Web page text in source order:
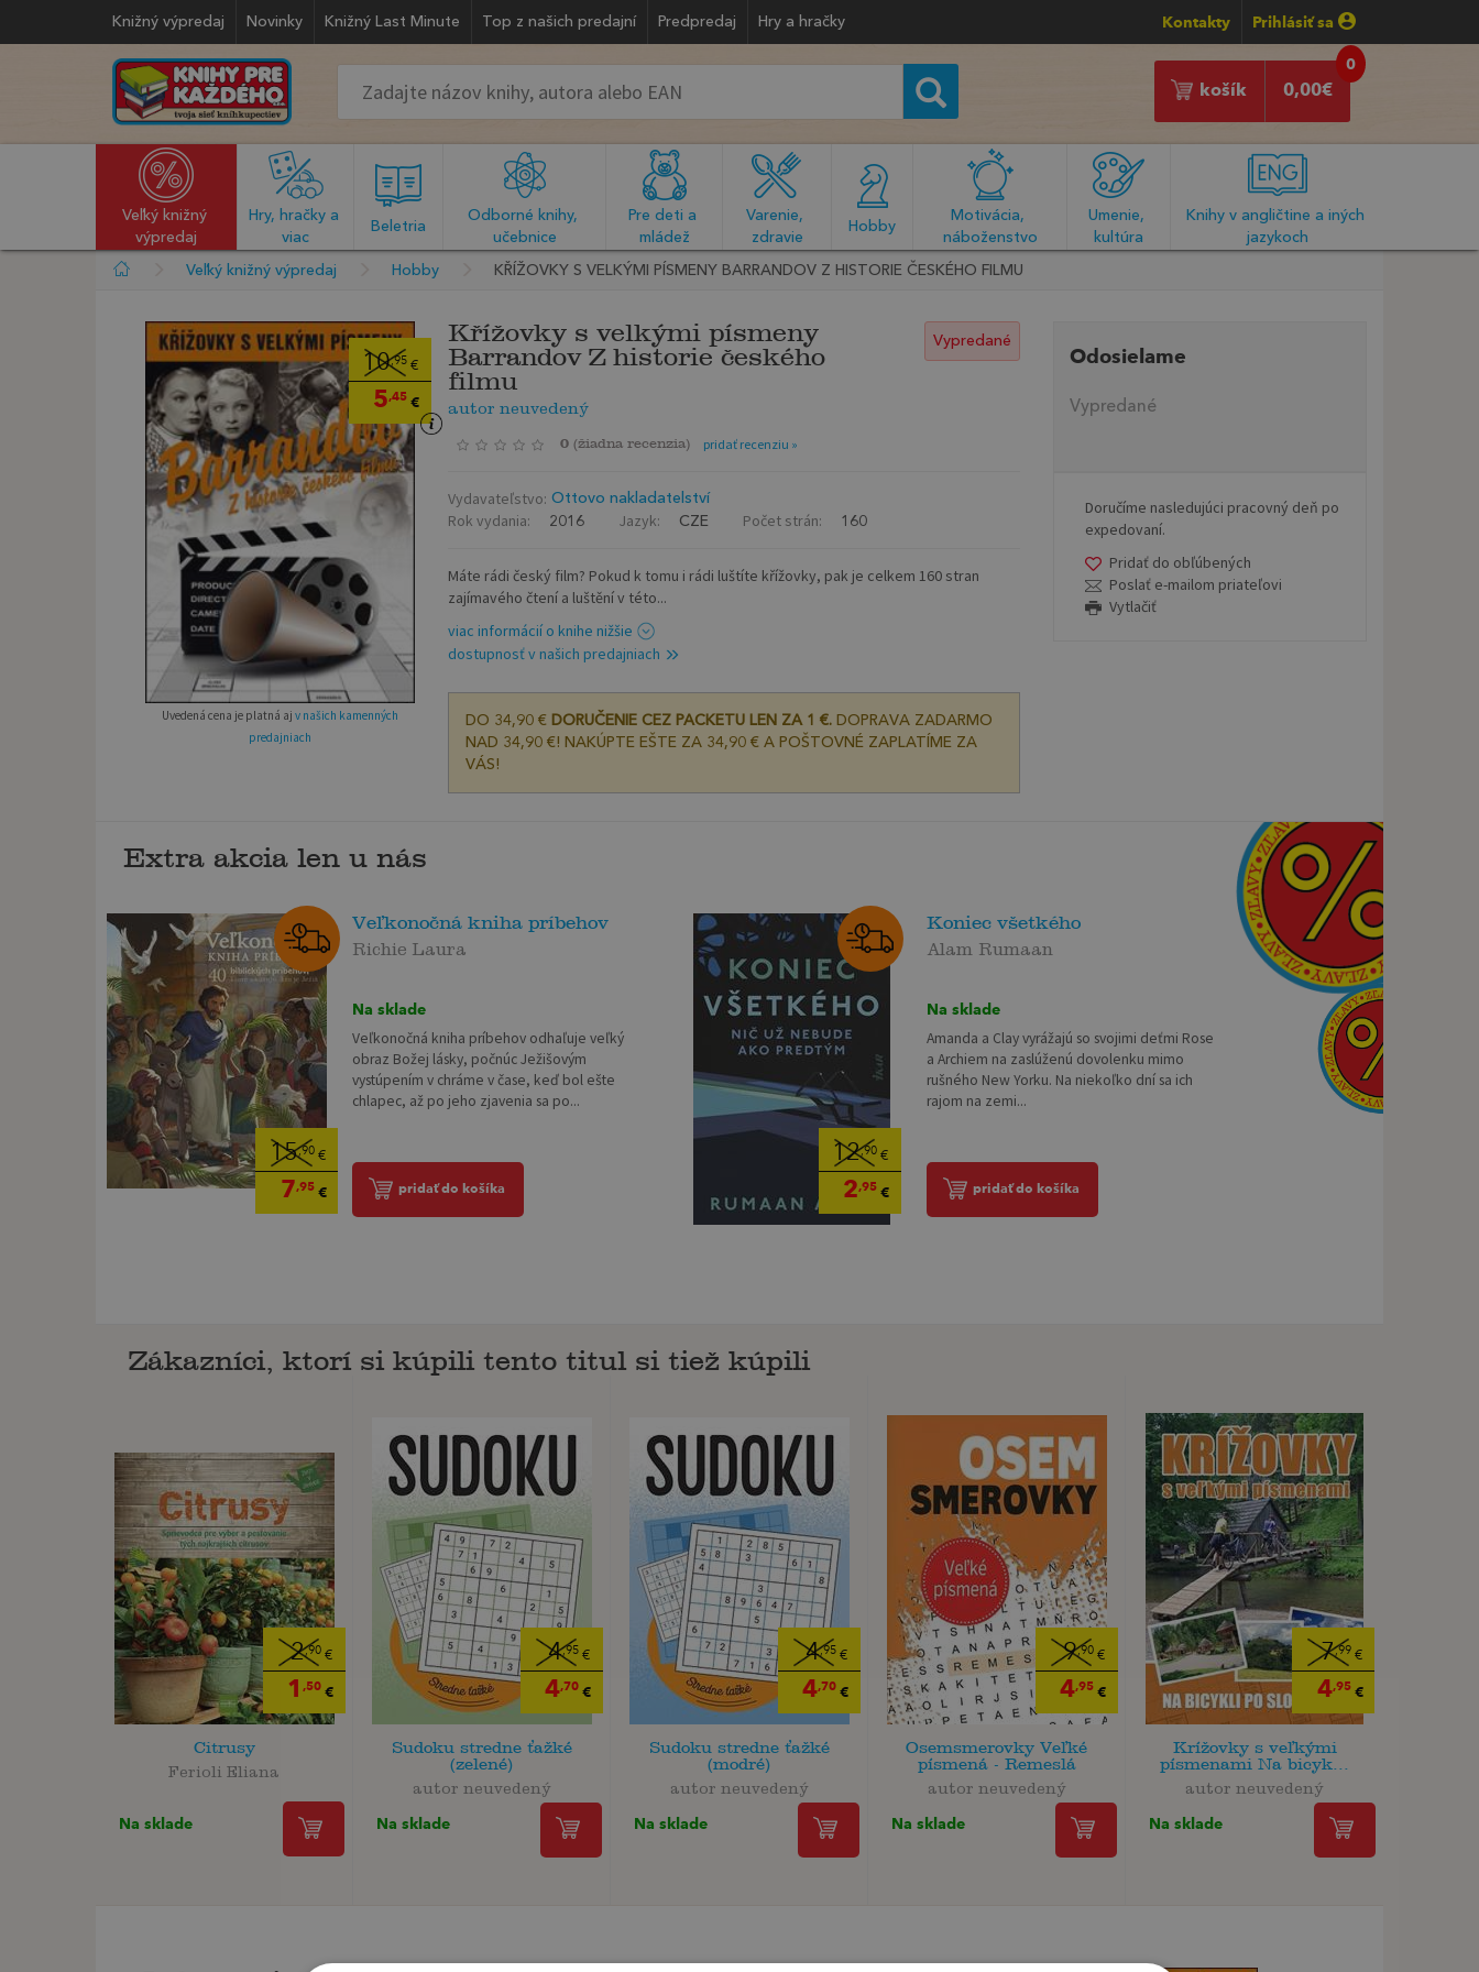
Knižný výpredaj Novinky Knižný Last Minute Top z našich predajní Predpredaj Hry a hračky Kontakty Prihlásiť sa
0
0,00€
košík
Veľký knižný
výpredaj
Hry, hračky a
viac
Beletria
Odborné knihy,
učebnice
Pre deti a
mládež
Varenie,
zdravie
Hobby
Motivácia,
náboženstvo
Umenie,
kultúra
Knihy v angličtine a iných
jazykoch
Veľký knižný výpredaj Hobby KŘÍŽOVKY S VELKÝMI PÍSMENY BARRANDOV Z HISTORIE ČESKÉHO FILMU
10,95 €
5,45 €
Uvedená cena je platná aj v našich kamenných
predajniach
Křížovky s velkými písmeny
Barrandov Z historie českého
filmu
autor neuvedený
Vypredané
0 (žiadna recenzia) pridať recenziu »
Vydavateľstvo: Ottovo nakladatelství
Rok vydania: 2016 Jazyk: CZE Počet strán: 160
Máte rádi český film? Pokud k tomu i rádi luštíte křížovky, pak je celkem 160 stran
zajímavého čtení a luštění v této...
viac informácií o knihe nižšie
dostupnosť v našich predajniach
DO 34,90 € DORUČENIE CEZ PACKETU LEN ZA 1 €.DOPRAVA ZADARMO
NAD 34,90 €! NAKÚPTE EŠTE ZA 34,90 € A POŠTOVNÉ ZAPLATÍME ZA
VÁS!
Odosielame
Vypredané
Doručíme nasledujúci pracovný deň po
expedovaní.
Pridať do obľúbených
Poslať e-mailom priateľovi
Vytlačiť
Extra akcia len u nás
15,90€
7,95€
Veľkonočná kniha príbehov
Richie Laura
Na sklade
Veľkonočná kniha príbehov odhaľuje veľký
obraz Božej lásky, počnúc Ježišovým
vystúpením v chráme v čase, keď bol ešte
chlapec, až po jeho zjavenia sa po...
pridať do košíka
12,90 €
2,95 €
Koniec všetkého
Alam Rumaan
Na sklade
Amanda a Clay vyrážajú so svojimi deťmi Rose
a Archiem na zaslúženú dovolenku mimo
rušného New Yorku. Na niekoľko dní sa ich
rajom na zemi...
pridať do košíka
Zákazníci, ktorí si kúpili tento titul si tiež kúpili
2,90 €
1 ,50 €
Citrusy
Ferioli Eliana
Na sklade
4,95 €
4,70 €
Sudoku stredne ťažké
(zelené)
autor neuvedený
Na sklade
4,95 €
4,70 €
Sudoku stredne ťažké
(modré)
autor neuvedený
Na sklade
9,90 €
4,95 €
Osemsmerovky Veľké
písmená - Remeslá
autor neuvedený
Na sklade
7,99 €
4,95€
Krížovky s veľkými
písmenami Na bicyk...
autor neuvedený
Na sklade